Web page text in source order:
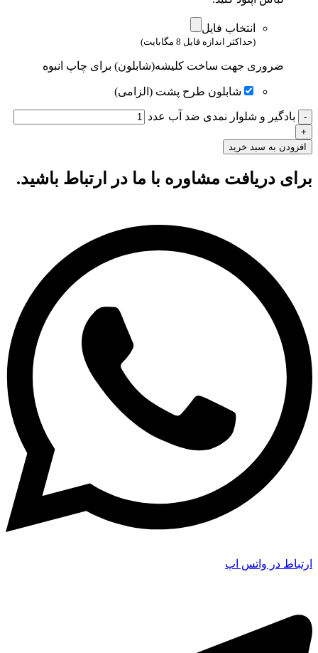
انتخاب فایل
(حداکثر اندازه فایل 8 مگابایت)
ضروری جهت ساخت کلیشه(شابلون) برای چاپ انبوه
شابلون طرح پشت (الزامی)
بادگیر و شلوار نمدی ضد آب عدد
افزودن به سبد خرید
برای دریافت مشاوره با ما در ارتباط باشید.
ارتباط در واتس اپ